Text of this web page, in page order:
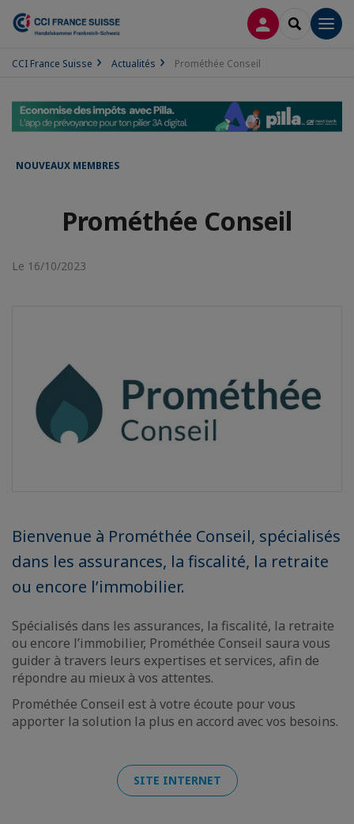
CONNEXION
CCI France Suisse Actualités Prométhée Conseil
NOUVEAUX MEMBRES
Prométhée Conseil
Le 16/10/2023
Bienvenue à Prométhée Conseil, spécialisés
dans les assurances, la fiscalité, la retraite
ou encore l’immobilier.
Spécialisés dans les assurances, la fiscalité, la retraite
ou encore l’immobilier, Prométhée Conseil saura vous
guider à travers leurs expertises et services, afin de
répondre au mieux à vos attentes.
Prométhée Conseil est à votre écoute pour vous
apporter la solution la plus en accord avec vos besoins.
SITE INTERNET